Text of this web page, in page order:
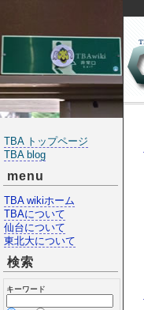
TBA トップページ
TBA blog
menu
TBA wikiホーム
TBAについて
仙台について
東北大について
検索
キーワード